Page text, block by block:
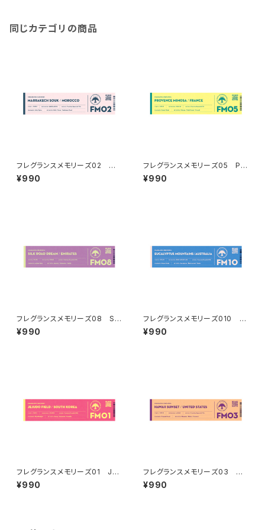
同じカテゴリの商品
フレグランスメモリーズ02 MA
RRAKECH SOUK
¥990
フレグランスメモリーズ05 PR
OVENCE MIMOSA
¥990
フレグランスメモリーズ08 SIL
K ROAD DREAM
¥990
フレグランスメモリーズ010 E
UCALYPTUS MOUNTAINS
¥990
フレグランスメモリーズ01 JEJ
UDO FIELD
¥990
フレグランスメモリーズ03 HA
WAII SUNSET
¥990